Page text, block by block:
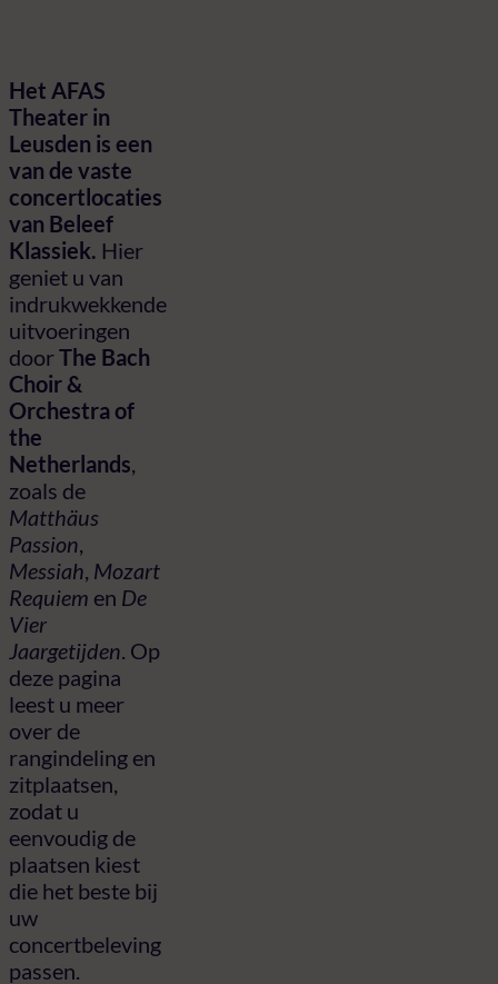
Het AFAS
Theater in
Leusden is een
van de vaste
concertlocaties
van Beleef
Klassiek. Hier
geniet u van
indrukwekkende
uitvoeringen
doorThe Bach
Choir &
Orchestra of
the
Netherlands
zoals de
Matthäus
Passion
Messiah Mozart
Requiem en De
Vier
Jaargetijden . Op
deze pagina
leest u meer
over de
rangindeling en
zitplaatsen,
zodat u
eenvoudig de
plaatsen kiest
die het beste bij
uw
concertbeleving
passen.